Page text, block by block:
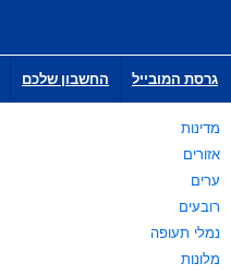
גרסת המובייל החשבון שלכם
מדינות
אזורים
ערים
רובעים
נמלי תעופה
מלונות